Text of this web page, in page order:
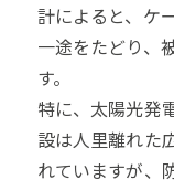
計によると、ケ
一途をたどり、
す。
特に、太陽光発
設は人里離れた
れていますが、